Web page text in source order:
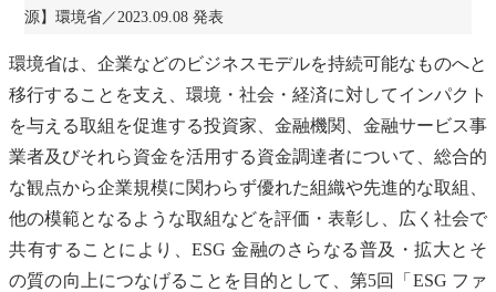
源】環境省／2023.09.08 発表
環境省は、企業などのビジネスモデルを持続可能なものへと
移行することを支え、環境・社会・経済に対してインパクト
を与える取組を促進する投資家、金融機関、金融サービス事
業者及びそれら資金を活用する資金調達者について、総合的
な観点から企業規模に関わらず優れた組織や先進的な取組、
他の模範となるような取組などを評価・表彰し、広く社会で
共有することにより、ESG 金融のさらなる普及・拡大とそ
の質の向上につなげることを目的として、第5回「ESG ファ